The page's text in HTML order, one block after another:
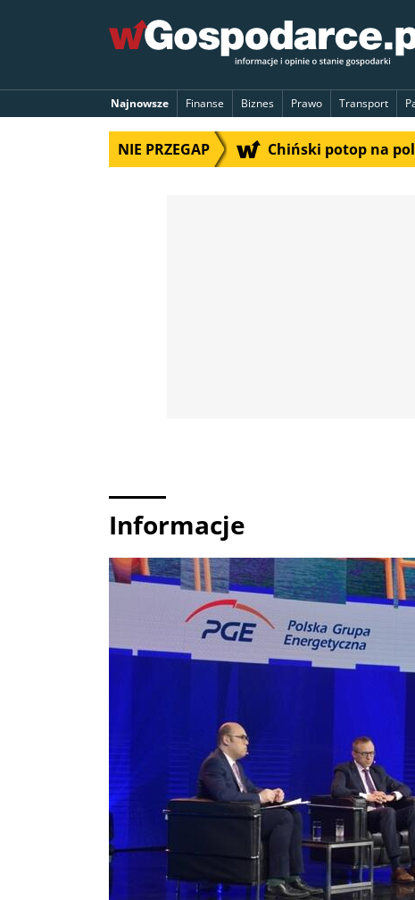
Najnowsze Finanse Biznes Prawo Transport
NIE PRZEGAP Chiński potop na
Informacje